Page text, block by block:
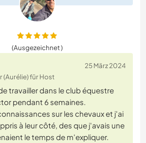
(Ausgezeichnet )
25 März 2024
(Aurélie) für Host
travailler dans le club équestre
pendant 6 semaines.
sur les chevaux et j'ai
à leur côté, des que j'avais une
le temps de m'expliquer.